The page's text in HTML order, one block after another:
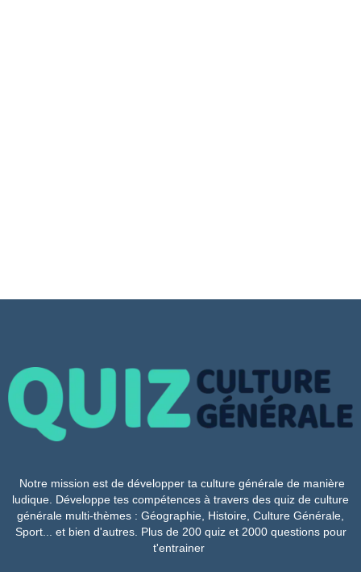
Notre mission est de développer ta culture générale de manière
ludique. Développe tes compétences à travers des quiz de culture
générale multi-thèmes : Géographie, Histoire, Culture Générale,
Sport... et bien d'autres. Plus de 200 quiz et 2000 questions pour
t'entrainer